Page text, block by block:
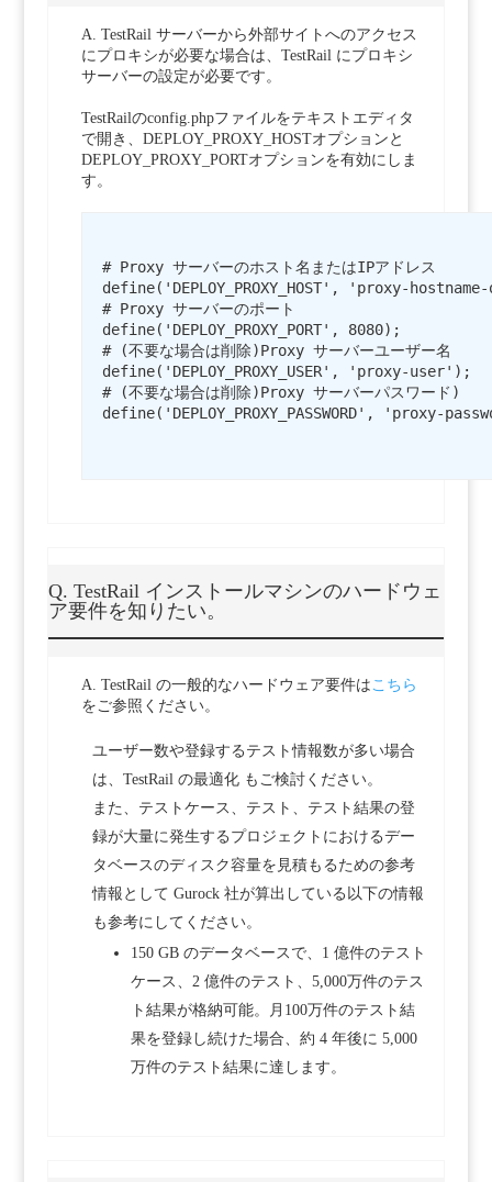
A. TestRail サーバーから外部サイトへのアクセス
にプロキシが必要な場合は、TestRail にプロキシ
サーバーの設定が必要です。
TestRailのconfig.phpファイルをテキストエディタ
で開き、DEPLOY_PROXY_HOSTオプションと
DEPLOY_PROXY_PORTオプションを有効にしま
す。
# Proxy サーバーのホスト名またはIPアドレス
define('DEPLOY_PROXY_HOST', 'proxy-
# Proxy サーバーのポート
define('DEPLOY_PROXY_PORT', 8080);
# (不要な場合は削除)Proxy サーバーユーザー名
define('DEPLOY_PROXY_USER', 'proxy-user');
# (不要な場合は削除)Proxy サーバーパスワード)
define('DEPLOY_PROXY_PASSWORD', 'proxy-
Q. TestRail インストールマシンのハードウェ
ア要件を知りたい。
A. TestRail の一般的なハードウェア要件はこちら
をご参照ください。
ユーザー数や登録するテスト情報数が多い場合
は、TestRail の最適化 もご検討ください。
また、テストケース、テスト、テスト結果の登
録が大量に発生するプロジェクトにおけるデー
タベースのディスク容量を見積もるための参考
情報として Gurock 社が算出している以下の情報
も参考にしてください。
150 GB のデータベースで、1 億件のテスト
ケース、2 億件のテスト、5,000万件のテス
ト結果が格納可能。月100万件のテスト結
果を登録し続けた場合、約 4 年後に 5,000
万件のテスト結果に達します。